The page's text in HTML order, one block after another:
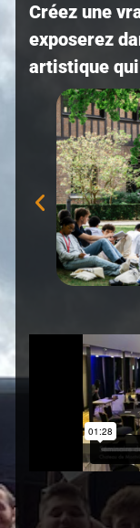
Créez une
exposerez
artistique